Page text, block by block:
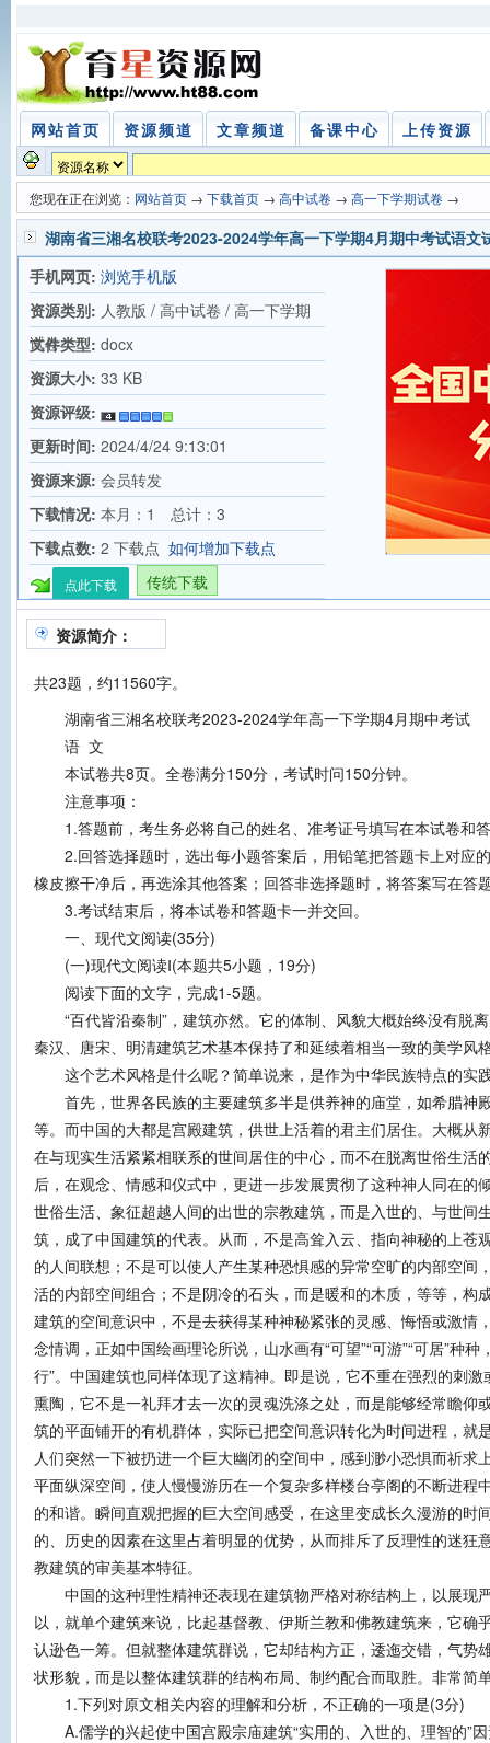
网站首页 资源频道 文章频道 备课中心 上传资源
您现在正在浏览： 网站首页 → 下载首页 → 高中试卷 → 高一下学期试卷 →
湖南省三湘名校联考2023-2024学年高一下学期4月期中考试语文
手机网页: 浏览手机版
资源类别: 人教版 / 高中试卷 / 高一下学期
试卷
文件类型: docx
资源大小: 33 KB
资源评级:
更新时间: 2024/4/24 9:13:01
资源来源: 会员转发
下载情况: 本月：1 总计：3
下载点数: 2 下载点 如何增加下载点
点此下载 传统下载
资源简介：
共23题，约11560字。
湖南省三湘名校联考2023-2024学年高一下学期4月期中考试
语 文
本试卷共8页。全卷满分150分，考试时问150分钟。
注意事项：
1.答题前，考生务必将自己的姓名、准考证号填写在本试卷和
2.回答选择题时，选出每小题答案后，用铅笔把答题卡上对应
橡皮擦干净后，再选涂其他答案；回答非选择题时，将答案写在答
3.考试结束后，将本试卷和答题卡一并交回。
一、现代文阅读(35分)
(一)现代文阅读Ⅰ(本题共5小题，19分)
阅读下面的文字，完成1-5题。
“百代皆沿秦制”，建筑亦然。它的体制、风貌大概始终没有脱
秦汉、唐宋、明清建筑艺术基本保持了和延续着相当一致的美学风
这个艺术风格是什么呢？简单说来，是作为中华民族特点的实
首先，世界各民族的主要建筑多半是供养神的庙堂，如希腊神
等。而中国的大都是宫殿建筑，供世上活着的君主们居住。大概从
在与现实生活紧紧相联系的世间居住的中心，而不在脱离世俗生活
后，在观念、情感和仪式中，更进一步发展贯彻了这种神人同在的
世俗生活、象征超越人间的出世的宗教建筑，而是入世的、与世间
筑，成了中国建筑的代表。从而，不是高耸入云、指向神秘的上苍
的人间联想；不是可以使人产生某种恐惧感的异常空旷的内部空间
活的内部空间组合；不是阴冷的石头，而是暖和的木质，等等，构
建筑的空间意识中，不是去获得某种神秘紧张的灵感、悔悟或激情
念情调，正如中国绘画理论所说，山水画有“可望”“可游”“可居”种种
行”。中国建筑也同样体现了这精神。即是说，它不重在强烈的刺
熏陶，它不是一礼拜才去一次的灵魂洗涤之处，而是能够经常瞻仰
筑的平面铺开的有机群体，实际已把空间意识转化为时间进程，就
人们突然一下被扔进一个巨大幽闭的空间中，感到渺小恐惧而祈求
平面纵深空间，使人慢慢游历在一个复杂多样楼台亭阁的不断进程
的和谐。瞬间直观把握的巨大空间感受，在这里变成长久漫游的时
的、历史的因素在这里占着明显的优势，从而排斥了反理性的迷狂
教建筑的审美基本特征。
中国的这种理性精神还表现在建筑物严格对称结构上，以展现
以，就单个建筑来说，比起基督教、伊斯兰教和佛教建筑来，它确
认逊色一筹。但就整体建筑群说，它却结构方正，逶迤交错，气势
状形貌，而是以整体建筑群的结构布局、制约配合而取胜。非常简
1.下列对原文相关内容的理解和分析，不正确的一项是(3分)
A.儒学的兴起使中国宫殿宗庙建筑“实用的、入世的、理智的”